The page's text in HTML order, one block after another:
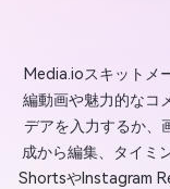
Media.ioスキットメ
編動画や魅力的なコ
デアを入力するか、
成から編集、タイミ
ShortsやInstagram